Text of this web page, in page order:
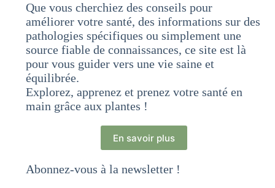
Que vous cherchiez des conseils pour
améliorer votre santé, des informations sur des
pathologies spécifiques ou simplement une
source fiable de connaissances, ce site est là
pour vous guider vers une vie saine et
équilibrée.
Explorez, apprenez et prenez votre santé en
main grâce aux plantes !
En savoir plus
Abonnez-vous à la newsletter !